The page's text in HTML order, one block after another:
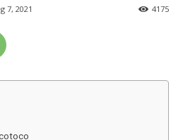
7, 2021 4175